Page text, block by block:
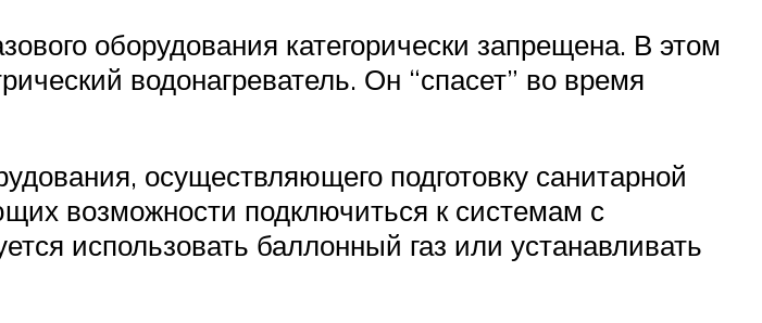
оборудования категорически запрещена. В этом
водонагреватель. Он “спасет” во время
осуществляющего подготовку санитарной
возможности подключиться к системам с
использовать баллонный газ или устанавливать